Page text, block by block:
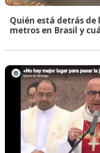
Quién está detrás de
metros en Brasil y